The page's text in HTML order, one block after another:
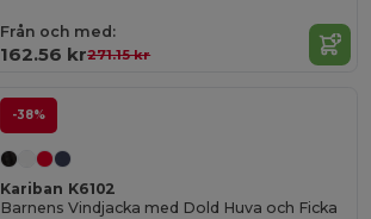
Från och med:
162.56 kr271.15 kr
-38%
Kariban K6102
Barnens Vindjacka med Dold Huva och Ficka